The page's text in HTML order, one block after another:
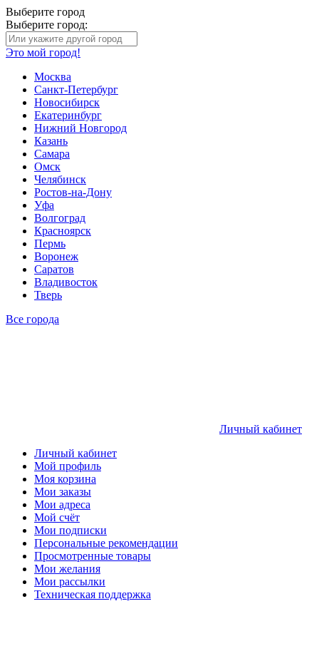
Выберите город
Выберите город:
Это мой город!
Москва
Санкт-Петербург
Новосибирск
Екатеринбург
Нижний Новгород
Казань
Самара
Омск
Челябинск
Ростов-на-Дону
Уфа
Волгоград
Красноярск
Пермь
Воронеж
Саратов
Владивосток
Тверь
Все города
Личный кабинет
Личный кабинет
Мой профиль
Моя корзина
Мои заказы
Мои адреса
Мой счёт
Мои подписки
Персональные рекомендации
Просмотренные товары
Мои желания
Мои рассылки
Техническая поддержка